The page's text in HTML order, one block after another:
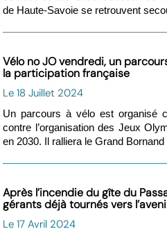
de Haute-Savoie se retrouvent
Vélo no JO vendredi, un
la participation française
Le 18 Juillet 2024
Un parcours à vélo est organisé
contre l’organisation des Jeux
en 2030. Il ralliera le Grand
Après l’incendie du gîte du
gérants déjà tournés vers
Le 17 Avril 2024